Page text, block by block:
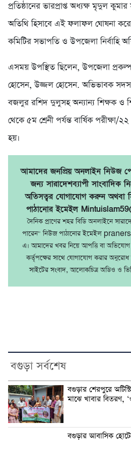
প্রতিষ্ঠানের ভারপ্রাপ্ত অধ্যক্ষ মৃদুল
অতিথি হিসাবে এই ফলাফল ঘোষনা
কমিটির সভাপতি ও উপজেলা নির্বাহি
এসময় উপস্থিত ছিলেন, উপজেলা
হোসেন, উজ্জল হোসেন. অভিভাবক
বজলুর রশিদ দুলুসহ অন্যান্য শিক্ষক ও
থেকে ৫ম শ্রেনী পর্যন্ত বার্ষিক
হয়।
আমাদের জনপ্রিয় অনলাইন নিউজ
জন্য সারাদেশব্যাপী সাংবাদিক
অতিসত্বর যোগাযোগ করুন অথবা
পাঠানোর ইমেইল
দৈনিক প্রাণের শহর বিডি অনলাইনে
পারেন" নিউজ পাঠানোর ইমেইল
এ। আমাদের খবর নিয়ে আপত্তি বা অভিযোগ
কর্তৃপক্ষের সাথে যোগাযোগ করার
সাইটের সংবাদ, আলোকচিত্র অডিও ও
বগুড়া সর্বশেষ
বগুড়ার শেরপুরে
মাঝে খাবার বিতরণ,
বগুড়ার আবাসিক